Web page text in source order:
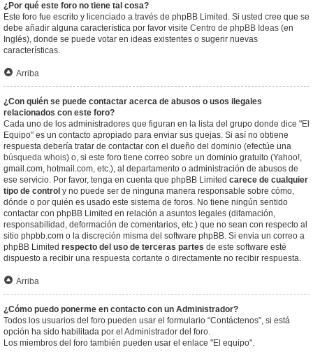
¿Por qué este foro no tiene tal cosa?
Este foro fue escrito y licenciado a través de phpBB Limited. Si usted cree que se
debe añadir alguna característica por favor visite Centro de phpBB Ideas (en
Inglés), donde se puede votar en ideas existentes o sugerir nuevas
características.
Arriba
¿Con quién se puede contactar acerca de abusos o usos ilegales
relacionados con este foro?
Cada uno de los administradores que figuran en la lista del grupo donde dice "El
Equipo" es un contacto apropiado para enviar sus quejas. Si así no obtiene
respuesta debería tratar de contactar con el dueño del dominio (efectúe una
búsqueda whois) o, si este foro tiene correo sobre un dominio gratuito (Yahoo!,
gmail.com, hotmail.com, etc.), al departamento o administración de abusos de
ese servicio. Por favor, tenga en cuenta que phpBB Limited carece de cualquier
tipo de control y no puede ser de ninguna manera responsable sobre cómo,
dónde o por quién es usado este sistema de foros. No tiene ningún sentido
contactar con phpBB Limited en relación a asuntos legales (difamación,
responsabilidad, deformación de comentarios, etc.) que no sean con respecto al
sitio phpbb.com o la discreción misma del software phpBB. Si envia un correo a
phpBB Limited respecto del uso de terceras partes de este software esté
dispuesto a recibir una respuesta cortante o directamente no recibir respuesta.
Arriba
¿Cómo puedo ponerme en contacto con un Administrador?
Todos los usuarios del foro pueden usar el formulario “Contáctenos”, si está
opción ha sido habilitada por el Administrador del foro.
Los miembros del foro también pueden usar el enlace "El equipo".